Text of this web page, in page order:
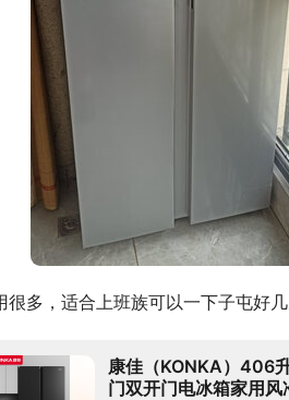
多，适合上班族可以一下子屯好
康佳（KONKA）406
门双开门电冰箱家用风